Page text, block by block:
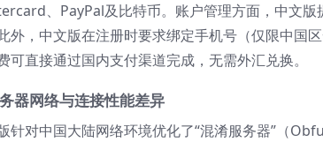
、PayPal及比特币。账户管理方面，中文
外，中文版在注册时要求绑定手机号（仅限中国
可直接通过国内支付渠道完成，无需外汇兑换。
器网络与连接性能差异
针对中国大陆网络环境优化了“混淆服务器”（